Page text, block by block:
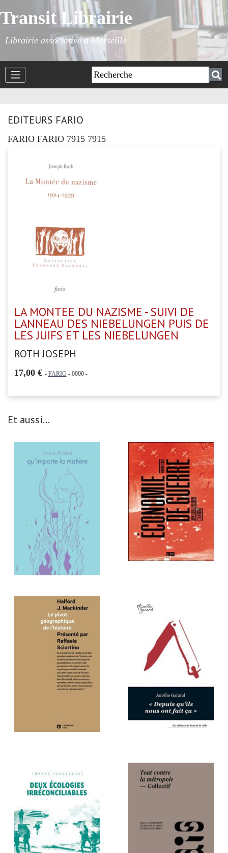
Transit Librairie
Librairie associative à Marseille
EDITEURS FARIO
FARIO FARIO 7915 7915
LA MONTEE DU NAZISME - SUIVI DE
LANNEAU DES NIEBELUNGEN PUIS DE
LES JUIFS ET LES NIEBELUNGEN
ROTH JOSEPH
17,00 € - FARIO- 0000 -
Et aussi...